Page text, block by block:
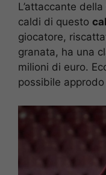
L’attaccante della
caldi di questo
giocatore,
granata, ha una
milioni di euro.
possibile